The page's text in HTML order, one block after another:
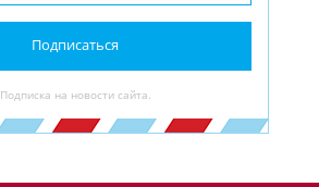
Подписаться
Подписка на новости сайта.